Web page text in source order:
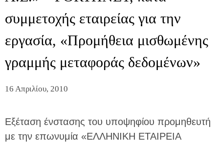
συμμετοχής εταιρείας για την
εργασία, «Προμήθεια μισθωμένης
γραμμής μεταφοράς δεδομένων»
16 Απριλίου, 2010
Εξέταση ένστασης του υποψηφίου προμηθευτή
με την επωνυμία «ΕΛΛΗΝΙΚΗ ΕΤΑΙΡΕΙΑ